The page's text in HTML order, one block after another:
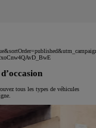
tous les types de véhicules